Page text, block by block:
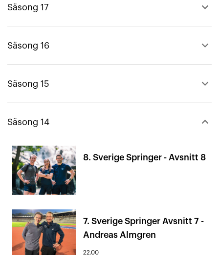
Säsong 17 keyboard_arrow_up
Säsong 16 keyboard_arrow_up
Säsong 15 keyboard_arrow_up
Säsong 14 keyboard_arrow_down
8. Sverige Springer - Avsnitt 8
7. Sverige Springer Avsnitt 7 -
Andreas Almgren
22.00